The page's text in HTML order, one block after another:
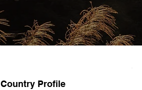
Country Profile